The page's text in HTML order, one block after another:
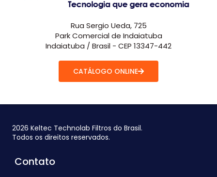
Rua Sergio Ueda, 725
Park Comercial de Indaiatuba
Indaiatuba / Brasil - CEP 13347-442
CATÁLOGO ONLINE
2026 Keltec Technolab Filtros do Brasil.
Todos os direitos reservados.
Contato